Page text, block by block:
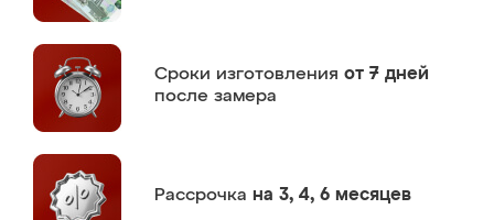
Сроки изготовления от 7 дней
после замера
Рассрочка на 3, 4, 6 месяцев